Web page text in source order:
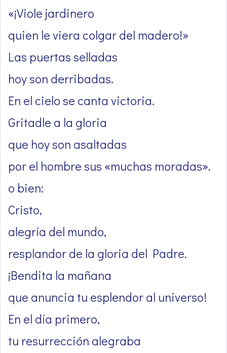
«¡Viole jardinero
quien le viera colgar del madero!»
Las puertas selladas
hoy son derribadas.
En el cielo se canta victoria.
Gritadle a la gloria
que hoy son asaltadas
por el hombre sus «muchas moradas».
o bien:
Cristo,
alegría del mundo,
resplandor de la gloria del Padre.
¡Bendita la mañana
que anuncia tu esplendor al universo!
En el día primero,
tu resurrección alegraba